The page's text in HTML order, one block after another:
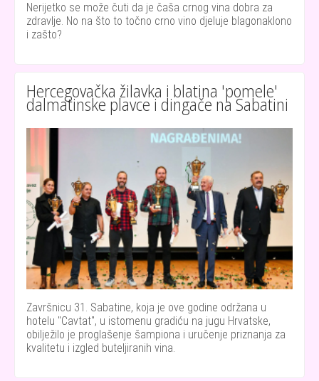
Nerijetko se može čuti da je čaša crnog vina dobra za
zdravlje. No na što to točno crno vino djeluje blagonaklono
i zašto?
Hercegovačka žilavka i blatina 'pomele'
dalmatinske plavce i dingače na Sabatini
Završnicu 31. Sabatine, koja je ove godine održana u
hotelu "Cavtat", u istomenu gradiću na jugu Hrvatske,
obilježilo je proglašenje šampiona i uručenje priznanja za
kvalitetu i izgled buteljiranih vina.